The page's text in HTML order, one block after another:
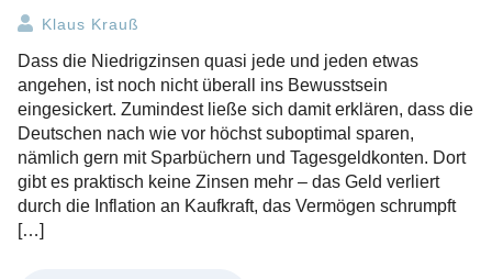
Klaus Krauß
Dass die Niedrigzinsen quasi jede und jeden etwas
angehen, ist noch nicht überall ins Bewusstsein
eingesickert. Zumindest ließe sich damit erklären, dass die
Deutschen nach wie vor höchst suboptimal sparen,
nämlich gern mit Sparbüchern und Tagesgeldkonten. Dort
gibt es praktisch keine Zinsen mehr – das Geld verliert
durch die Inflation an Kaufkraft, das Vermögen schrumpft
[…]